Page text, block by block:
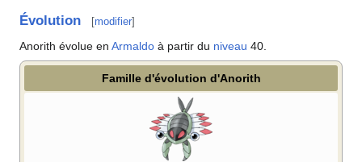
Évolution [modifier]
Anorith évolue en Armaldo à partir du niveau 40.
Famille d'évolution d'Anorith